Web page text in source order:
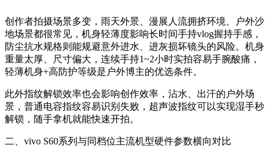
创作者拍摄场景多变，雨天外景、漫展人流拥挤环境、户外沙
地场景都很常见，机身轻薄度影响长时间手持vlog握持手感，
防尘抗水规格则能规避意外进水、进灰损坏镜头的风险。机身
重量太厚、尺寸偏大，连续手持1~2小时实拍容易手腕酸痛，
轻薄机身+高防护等级是户外博主的优选条件。
此外指纹解锁效率也会影响创作效率，沾水、出汗的户外场
景，普通电容指纹容易识别失败，超声波指纹可以实现湿手秒
解锁，随手拿机就能快速开拍。
二、vivo S60系列与同档位主流机型硬件参数横向对比